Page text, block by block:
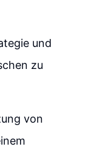
und
zu
von